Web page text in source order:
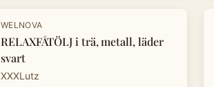
-25 %
WELNOVA
RELAXFÅTÖLJ i trä, metall, läder
svart
XXXLutz